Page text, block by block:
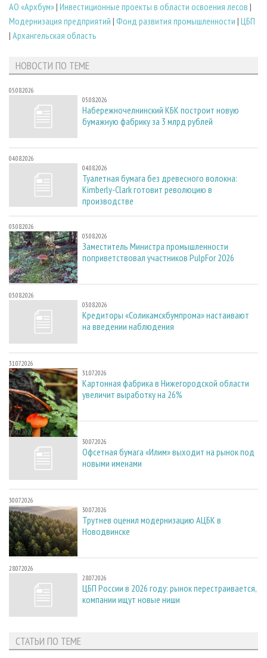
АО «Архбум»| Инвестиционные проекты в области освоения лесов |
Модернизация предприятий | Фонд развития промышленности | ЦБП
| Архангельская область
НОВОСТИ ПО ТЕМЕ
05.08.2026
05.08.2026
Набережночелнинский КБК построит новую
бумажную фабрику за 3 млрд рублей
04.08.2026
04.08.2026
Туалетная бумага без древесного волокна:
Kimberly-Clark готовит революцию в
производстве
03.08.2026
03.08.2026
Заместитель Министра промышленности
поприветствовал участников PulpFor 2026
03.08.2026
03.08.2026
Кредиторы «Соликамскбумпрома» настаивают
на введении наблюдения
31.07.2026
31.07.2026
Картонная фабрика в Нижегородской области
увеличит выработку на 26%
30.07.2026
30.07.2026
Офсетная бумага «Илим» выходит на рынок под
новыми именами
30.07.2026
30.07.2026
Трутнев оценил модернизацию АЦБК в
Новодвинске
28.07.2026
28.07.2026
ЦБП России в 2026 году: рынок перестраивается,
компании ищут новые ниши
СТАТЬИ ПО ТЕМЕ